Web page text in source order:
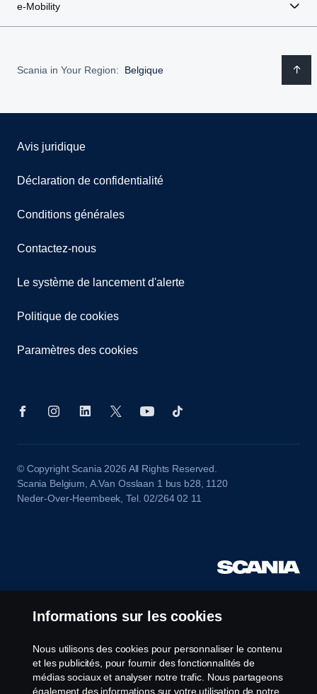
e-Mobility
Scania in Your Region: Belgique
Avis juridique
Déclaration de confidentialité
Conditions générales
Contactez-nous
Le système de lancement d'alerte
Politique de cookies
Paramètres des cookies
© Copyright Scania 2026 All Rights Reserved.
Scania Belgium, A.Van Osslaan 1 bus b28, 1120
Neder-Over-Heembeek, Tel. 02/264 02 11
Informations sur les cookies
Nous utilisons des cookies pour personnaliser le contenu
et les publicités, pour fournir des fonctionnalités de
médias sociaux et analyser notre trafic. Nous partageons
également des informations sur votre utilisation de notre